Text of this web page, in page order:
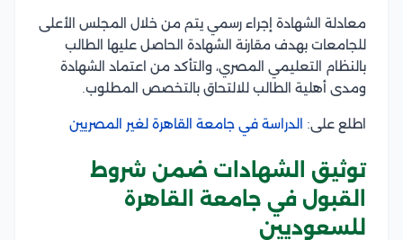
معادلة الشهادة إجراء رسمي يتم من خلال المجلس الأعلى
للجامعات بهدف مقارنة الشهادة الحاصل عليها الطالب
بالنظام التعليمي المصري، والتأكد من اعتماد الشهادة
ومدى أهلية الطالب للالتحاق بالتخصص المطلوب.
اطلع على: الدراسة في جامعة القاهرة لغير المصريين
توثيق الشهادات ضمن شروط
القبول في جامعة القاهرة
للسعوديين